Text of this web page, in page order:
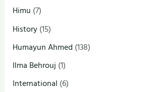
Himu (7)
History(15)
Humayun Ahmed (138)
Ilma Behrouj (1)
International (6)